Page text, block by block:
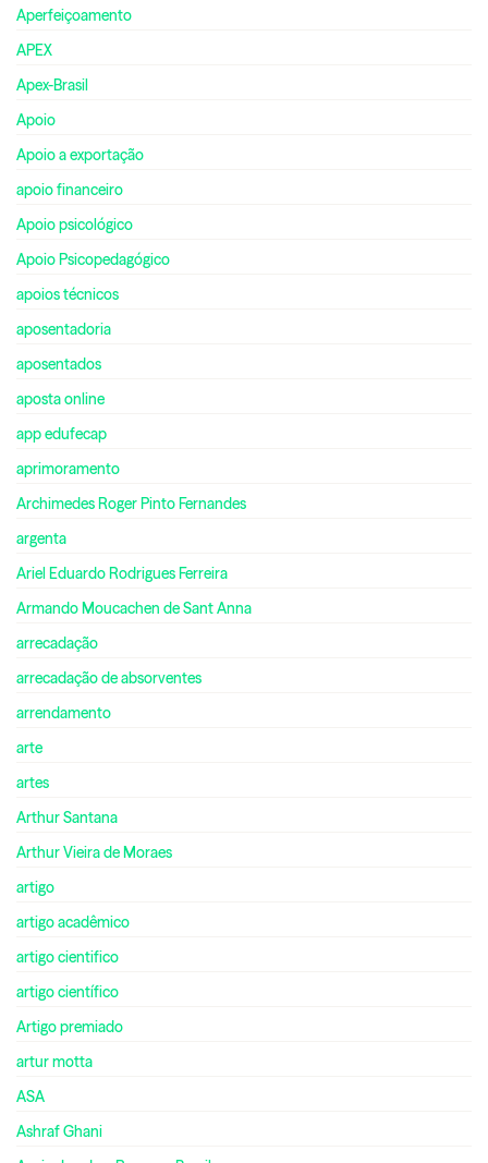
Aperfeiçoamento
APEX
Apex-Brasil
Apoio
Apoio a exportação
apoio financeiro
Apoio psicológico
Apoio Psicopedagógico
apoios técnicos
aposentadoria
aposentados
aposta online
app edufecap
aprimoramento
Archimedes Roger Pinto Fernandes
argenta
Ariel Eduardo Rodrigues Ferreira
Armando Moucachen de Sant Anna
arrecadação
arrecadação de absorventes
arrendamento
arte
artes
Arthur Santana
Arthur Vieira de Moraes
artigo
artigo acadêmico
artigo cientifico
artigo científico
Artigo premiado
artur motta
ASA
Ashraf Ghani